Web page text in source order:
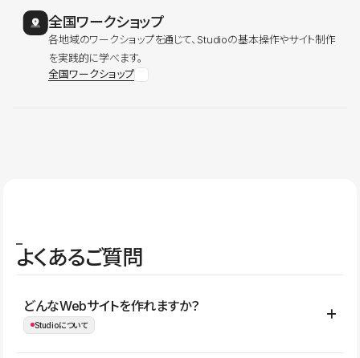
全国ワークショップ
各地域のワークショップを通じて、Studioの基本操作やサイト制作
を実践的に学べます。
全国ワークショップ
よくあるご質問
どんなWebサイトを作れますか？
Studioについて